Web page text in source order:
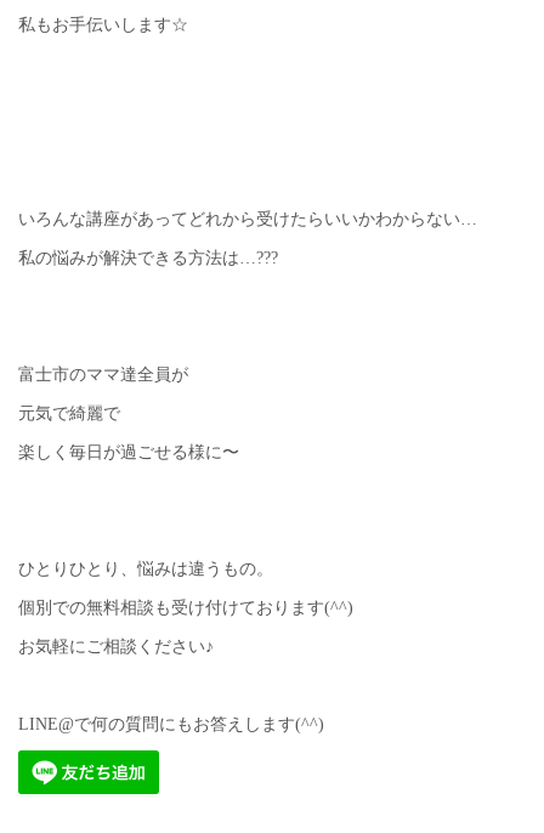
私もお手伝いします☆
いろんな講座があってどれから受けたらいいかわからない…
私の悩みが解決できる方法は…???
富士市のママ達全員が
元気で綺麗で
楽しく毎日が過ごせる様に〜
ひとりひとり、悩みは違うもの。
個別での無料相談も受け付けております(^^)
お気軽にご相談ください♪
LINE@で何の質問にもお答えします(^^)